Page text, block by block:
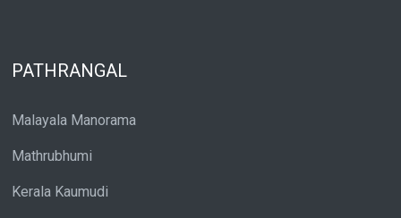
PATHRANGAL
Malayala Manorama
Mathrubhumi
Kerala Kaumudi